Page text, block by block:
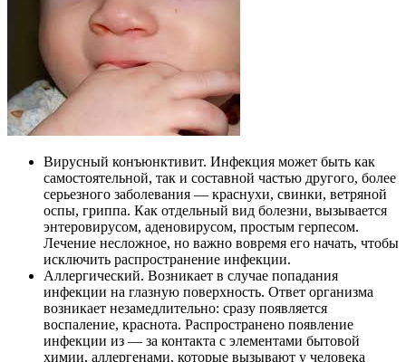
Вирусный конъюнктивит. Инфекция может быть как
самостоятельной, так и составной частью другого, более
серьезного заболевания — краснухи, свинки, ветряной
оспы, гриппа. Как отдельный вид болезни, вызывается
энтеровирусом, аденовирусом, простым герпесом.
Лечение несложное, но важно вовремя его начать, чтобы
исключить распространение инфекции.
Аллергический. Возникает в случае попадания
инфекции на глазную поверхность. Ответ организма
возникает незамедлительно: сразу появляется
воспаление, краснота. Распространено появление
инфекции из — за контакта с элементами бытовой
химии, аллергенами, которые вызывают у человека